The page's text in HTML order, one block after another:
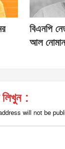
বিএনপি
আল নোমান
:
will not be